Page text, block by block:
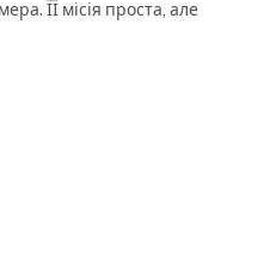
ЇЇ місія проста, але